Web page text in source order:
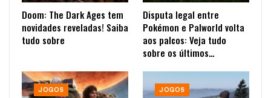
Doom: The Dark Ages tem
novidades reveladas! Saiba
tudo sobre
Disputa legal entre
Pokémon e Palworld volta
aos palcos: Veja tudo
sobre os últimos…
JOGOS JOGOS